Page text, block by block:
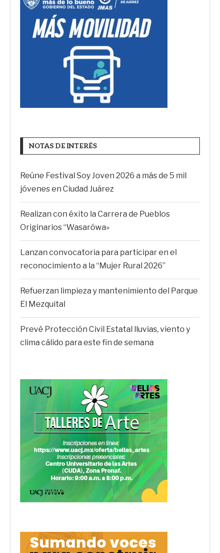
NOTAS DE INTERÉS
Reúne Festival Soy Joven 2026 a más de 5 mil
jóvenes en Ciudad Juárez
Realizan con éxito la Carrera de Pueblos
Originarios “Wasarówa»
Lanzan convocatoria para participar en el
reconocimiento a la “Mujer Rural 2026”
Refuerzan limpieza y mantenimiento del Parque
El Mezquital
Prevé Protección Civil Estatal lluvias, viento y
clima cálido para este fin de semana